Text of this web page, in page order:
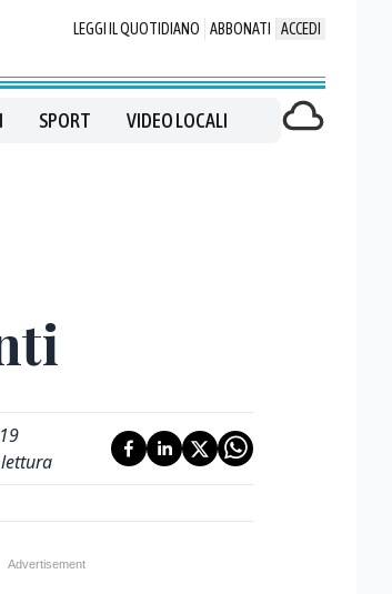
LEGGI IL QUOTIDIANO ABBONATI ACCEDI
SPORT VIDEO LOCALI